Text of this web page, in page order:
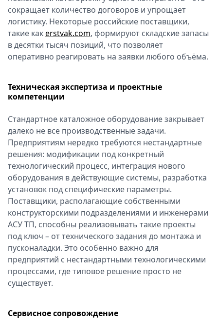
сокращает количество договоров и упрощает
логистику. Некоторые российские поставщики,
такие какerstvak.com, формируют складские запасы
в десятки тысяч позиций, что позволяет
оперативно реагировать на заявки любого объёма.
Техническая экспертиза и проектные
компетенции
Стандартное каталожное оборудование закрывает
далеко не все производственные задачи.
Предприятиям нередко требуются нестандартные
решения: модификации под конкретный
технологический процесс, интеграция нового
оборудования в действующие системы, разработка
установок под специфические параметры.
Поставщики, располагающие собственными
конструкторскими подразделениями и инженерами
АСУ ТП, способны реализовывать такие проекты
под ключ – от технического задания до монтажа и
пусконаладки. Это особенно важно для
предприятий с нестандартными технологическими
процессами, где типовое решение просто не
существует.
Сервисное сопровождение